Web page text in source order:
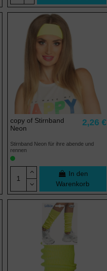
copy of Stirnband
Neon
2,26 €
Stirnband Neon für ihre abende und
rennen
In den
Warenkorb